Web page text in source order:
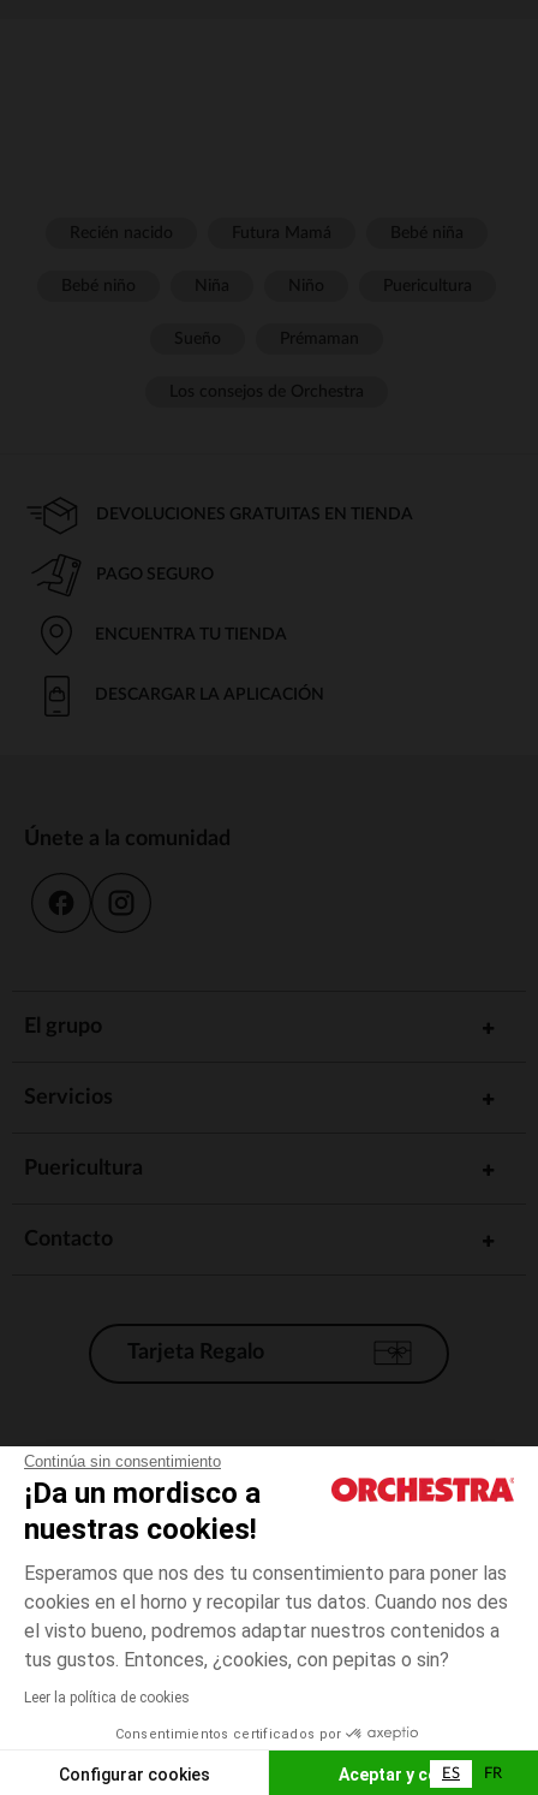
Continúa sin consentimiento
¡Da un mordisco a
nuestras cookies!
Esperamos que nos des tu consentimiento para poner las
cookies en el horno y recopilar tus datos. Cuando nos des
el visto bueno, podremos adaptar nuestros contenidos a
tus gustos. Entonces, ¿cookies, con pepitas o sin?
Leer la política de cookies
Consentimientos certificados por
Configurar cookies Aceptar y cerrar
Naranja
3
El pago medidante
AÑADIR A LA CESTA
DEVOLUCIONES GRATUITAS EN TIENDA
PAGO SEGURO
ENCUENTRA TU TIENDA
DESCARGAR LA APLICACIÓN
Únete a la comunidad
El grupo
Servicios
Puericultura
Contacto
Tarjeta Regalo
Condiciones generales de venta
Aviso Legal
*Condiciones de las ofertas actuales
Gestión de las cookies
Accesibilidad: no conforme
Orchestra adhiere al código de ética de la Federación Francesa de comercio
electrónico y venta a distancia (FEVAD) y al sistema de mediación de
ES FR